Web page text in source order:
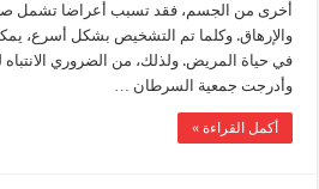
أخرى من الجسم، فقد تسبب أعراضا تشمل
والإرهاق. وكلما تم التشخيص بشكل أسرع،
في حياة المريض. ولذلك، من الضروري
وأدرجت جمعية السرطان …
أكمل القراءة »